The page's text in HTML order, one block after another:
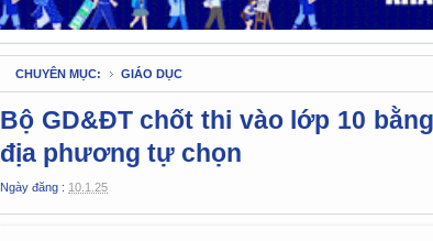
CHUYÊN MỤC: GIÁO DỤC
Bộ GD&ĐT chốt thi vào lớp 10
địa phương tự chọn
Ngày đăng : 10.1.25